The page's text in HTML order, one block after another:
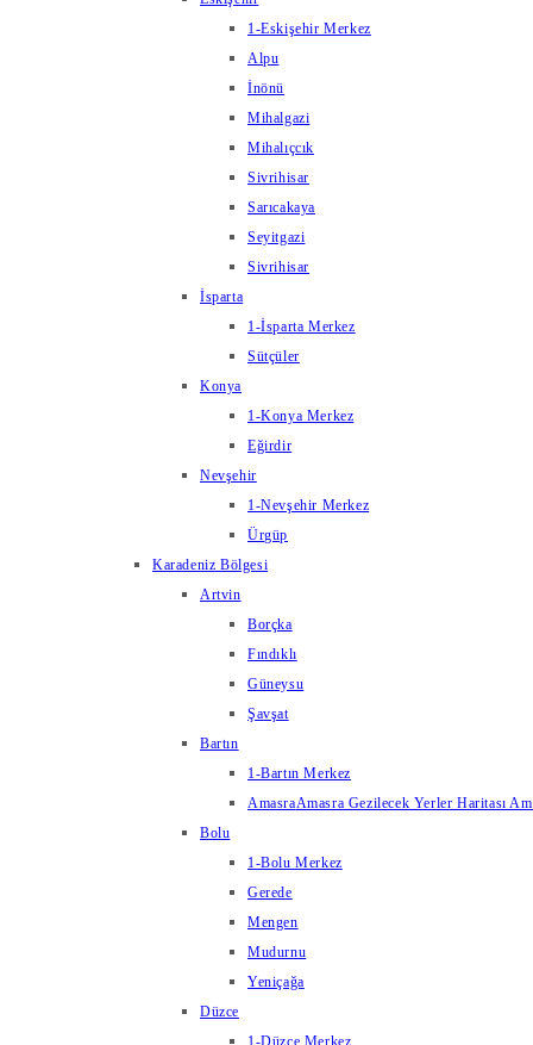
1-Eskişehir Merkez
Alpu
İnönü
Mihalgazi
Mihalıçcık
Sivrihisar
Sarıcakaya
Seyitgazi
Sivrihisar
İsparta
1-İsparta Merkez
Sütçüler
Konya
1-Konya Merkez
Eğirdir
Nevşehir
1-Nevşehir Merkez
Ürgüp
Karadeniz Bölgesi
Artvin
Borçka
Fındıklı
Güneysu
Şavşat
Bartın
1-Bartın Merkez
AmasraAmasra Gezilecek Yerler Haritası
Bolu
1-Bolu Merkez
Gerede
Mengen
Mudurnu
Yeniçağa
Düzce
1-Düzce Merkez